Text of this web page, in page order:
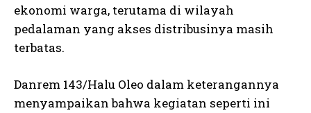
ekonomi warga, terutama di wilayah
pedalaman yang akses distribusinya masih
terbatas.
Danrem 143/Halu Oleo dalam keterangannya
menyampaikan bahwa kegiatan seperti ini